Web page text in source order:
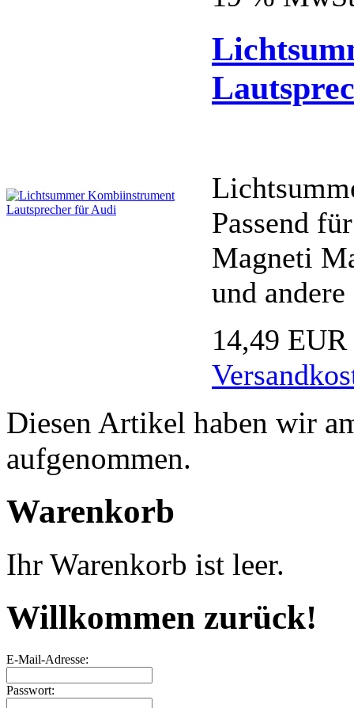
Passend
Magneti
und andere
14,49 EUR
Diesen Artikel haben wir
aufgenommen.
Warenkorb
Ihr Warenkorb ist leer.
Willkommen zurück!
E-Mail-Adresse:
Passwort: